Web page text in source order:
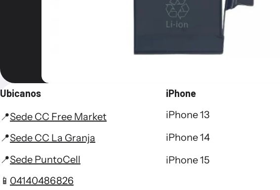
Ubicanos
📍Sede CC Free Market
📍Sede CC La Granja
📍Sede PuntoCell
📱 04140486826
iPhone
iPhone 13
iPhone 14
iPhone 15